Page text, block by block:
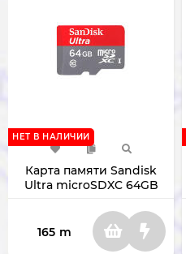
Карта памяти Sandisk
Ultra microSDXC 64GB
НЕТ В НАЛИЧИИ
165 m